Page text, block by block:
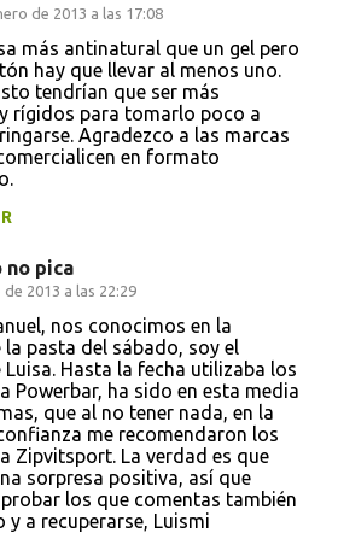
de 2013 a las 17:08
más antinatural que un gel pero
hay que llevar al menos uno.
tendrían que ser más
rígidos para tomarlo poco a
Agradezco a las marcas
en formato
no pica
2013 a las 22:29
nos conocimos en la
la pasta del sábado, soy el
Luisa. Hasta la fecha utilizaba los
Powerbar, ha sido en esta media
que al no tener nada, en la
me recomendaron los
Zipvitsport. La verdad es que
sorpresa positiva, así que
los que comentas también
y a recuperarse, Luismi